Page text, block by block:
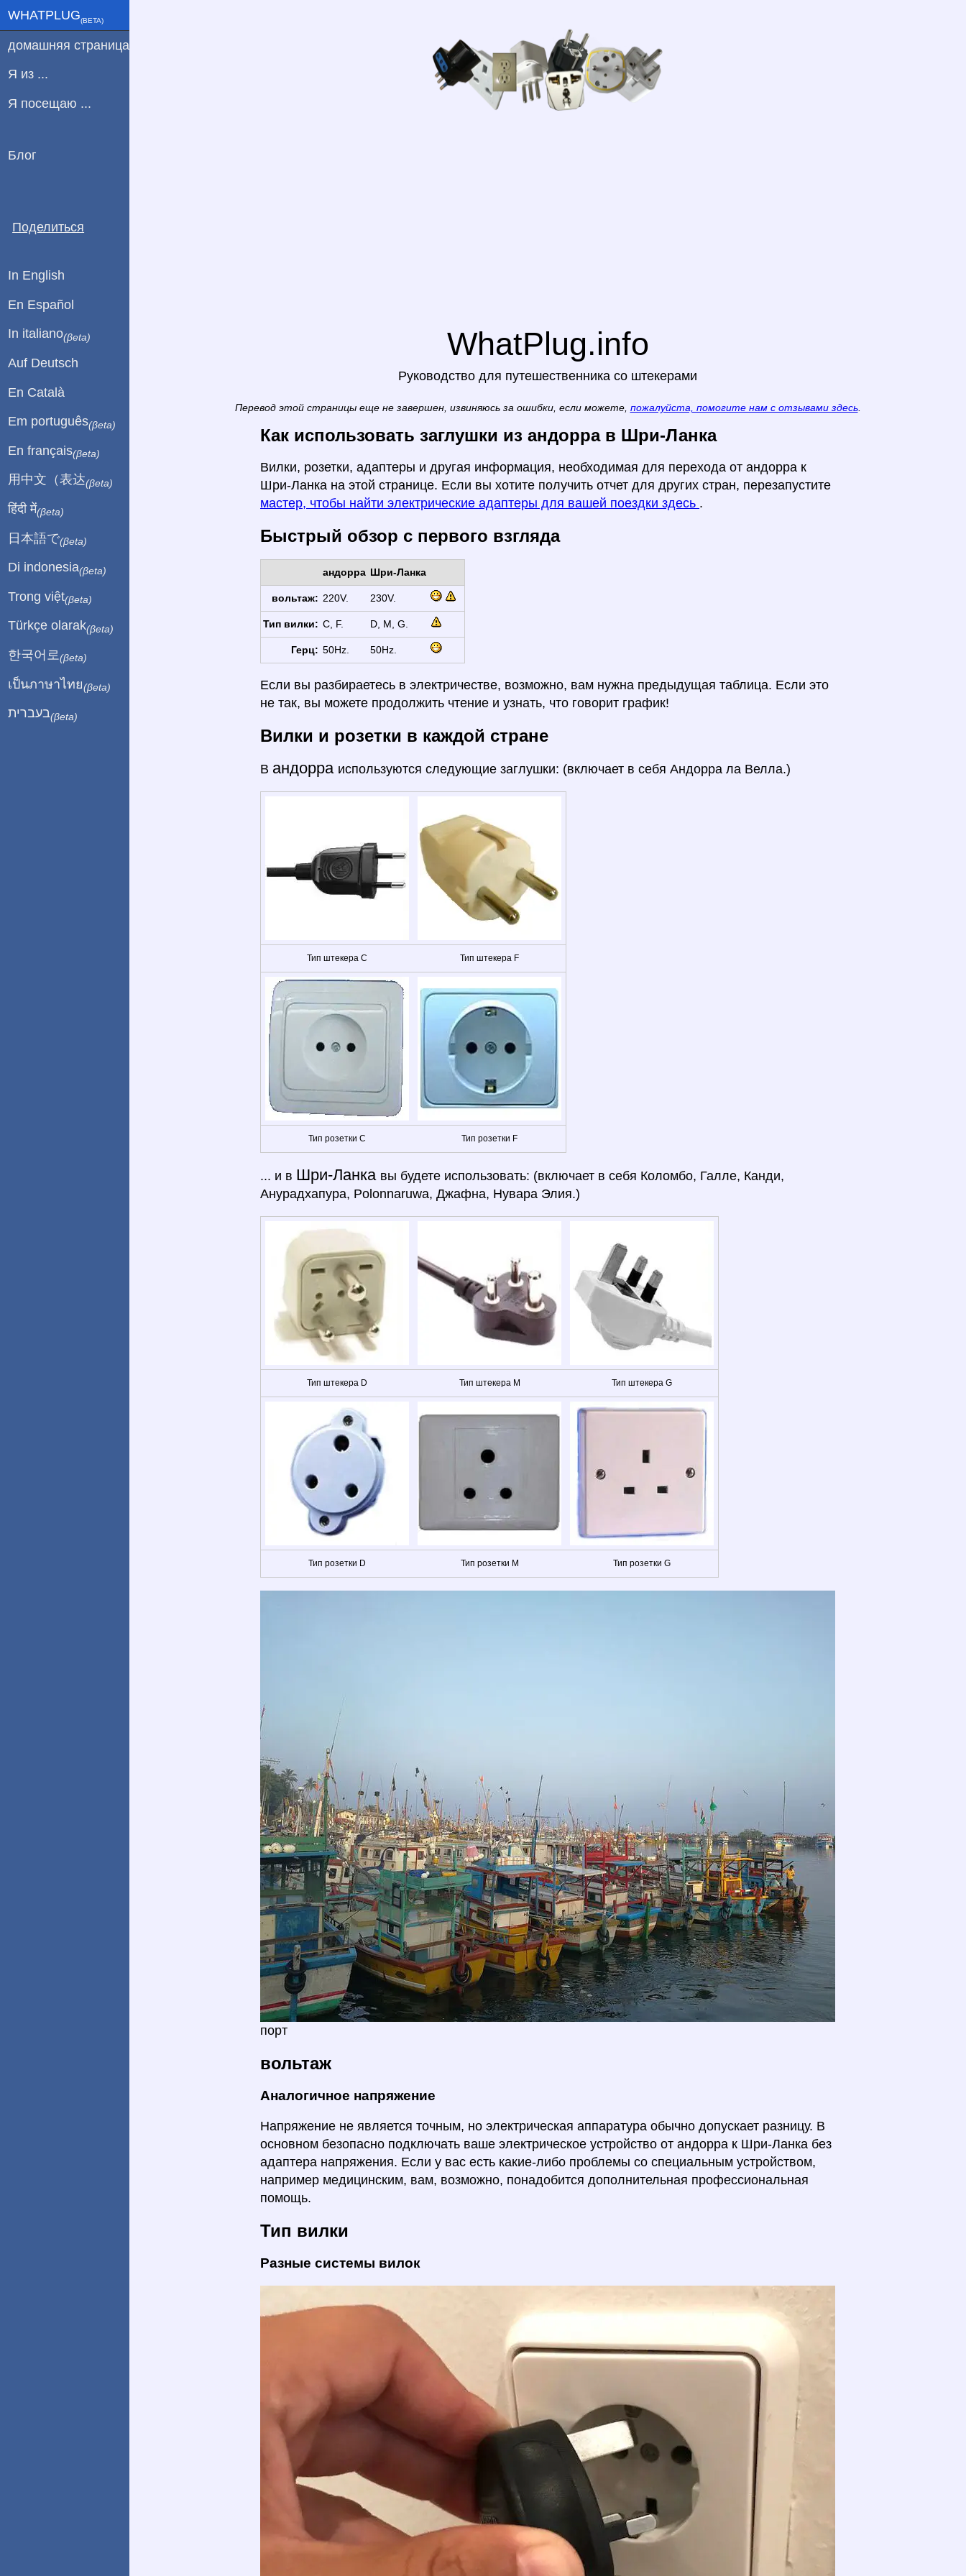
WhatPlug.info
Руководство для путешественника со штекерами
Перевод этой страницы еще не завершен, извиняюсь за ошибки, если можете, пожалуйста, помогите нам с отзывами здесь.
Как использовать заглушки из андорра в Шри-Ланка
Вилки, розетки, адаптеры и другая информация, необходимая для перехода от андорра к
Шри-Ланка на этой странице. Если вы хотите получить отчет для других стран, перезапустите
мастер, чтобы найти электрические адаптеры для вашей поездки здесь .
Быстрый обзор с первого взгляда
андорра Шри-Ланка
вольтаж: 220V. 230V.
Тип вилки: C, F. D, M, G.
Герц: 50Hz. 50Hz.
Если вы разбираетесь в электричестве, возможно, вам нужна предыдущая таблица. Если это
не так, вы можете продолжить чтение и узнать, что говорит график!
Вилки и розетки в каждой стране
В андорра используются следующие заглушки: (включает в себя Андорра ла Велла.)
Тип штекера C Тип штекера F
Тип розетки C Тип розетки F
... и в Шри-Ланка вы будете использовать: (включает в себя Коломбо, Галле, Канди,
Анурадхапура, Polonnaruwa, Джафна, Нувара Элия.)
Тип штекера D Тип штекера M Тип штекера G
Тип розетки D Тип розетки M Тип розетки G
порт
вольтаж
Аналогичное напряжение
Напряжение не является точным, но электрическая аппаратура обычно допускает разницу. В
основном безопасно подключать ваше электрическое устройство от андорра к Шри-Ланка без
адаптера напряжения. Если у вас есть какие-либо проблемы со специальным устройством,
например медицинским, вам, возможно, понадобится дополнительная профессиональная
помощь.
Тип вилки
Разные системы вилок
WHATPLUG(ΒETA)
домашняя страница
Я из ...
Я посещаю ...
Блог
Поделиться
In English
En Español
In italiano(βeta)
Auf Deutsch
En Català
Em português(βeta)
En français(βeta)
用中文（表达(βeta)
हिंदी में(βeta)
日本語で(βeta)
Di indonesia(βeta)
Trong việt(βeta)
Türkçe olarak(βeta)
한국어로 (βeta)
เป็นภาษาไทย(βeta)
בעברית(βeta)